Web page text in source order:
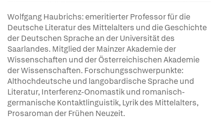
Wolfgang Haubrichs: emeritierter Professor für die
Deutsche Literatur des Mittelalters und die Geschichte
der Deutschen Sprache an der Universität des
Saarlandes. Mitglied der Mainzer Akademie der
Wissenschaften und der Österreichischen Akademie
der Wissenschaften. Forschungsschwerpunkte:
Althochdeutsche und langobardische Sprache und
Literatur, Interferenz-Onomastik und romanisch-
germanische Kontaktlinguistik, Lyrik des Mittelalters,
Prosaroman der Frühen Neuzeit.